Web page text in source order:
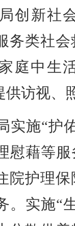
创新社
务类社
庭中生
供访视、
实施“护
慰藉等
院护理
。实施“